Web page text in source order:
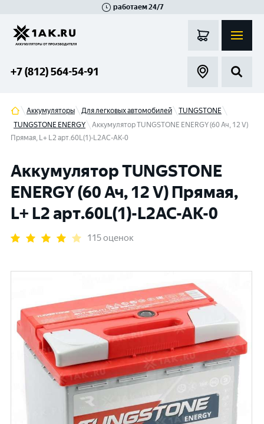
работаем 24/7
+7 (812) 564-54-91
Аккумуляторы Для легковых автомобилей
TUNGSTONE
TUNGSTONE ENERGY
Аккумулятор TUNGSTONE ENERGY (60 Ач, 12 V)
Прямая, L+ L2 арт.60L(1)-L2АС-АК-0
Аккумулятор TUNGSTONE
ENERGY (60 Ач, 12 V) Прямая,
L+ L2 арт.60L(1)-L2АС-АК-0
115 оценок
Гатчина